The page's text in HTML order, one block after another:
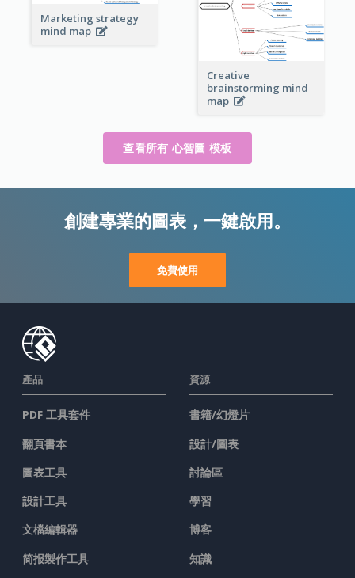
Marketing strategy
mind map
Creative
brainstorming mind
map
查看所有 心智圖 模板
創建專業的圖表，一鍵啟用。
免費使用
產品
PDF 工具套件
翻頁書本
圖表工具
設計工具
文檔編輯器
简报製作工具
資源
書籍/幻燈片
設計/圖表
討論區
學習
博客
知識